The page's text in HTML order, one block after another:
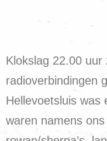
Klokslag 22.00 uur
radioverbindingen
Hellevoetsluis was
waren namens